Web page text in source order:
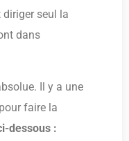
seul la
dans
Il y a une
faire la
dessous :